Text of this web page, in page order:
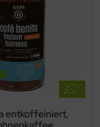
entkoffeiniert,